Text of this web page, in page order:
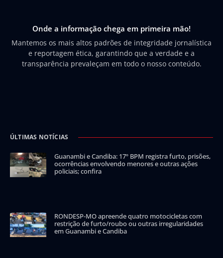
Onde a informação chega em primeira mão!
Mantemos os mais altos padrões de integridade jornalística
e reportagem ética, garantindo que a verdade e a
transparência prevaleçam em todo o nosso conteúdo.
ÚLTIMAS NOTÍCIAS
Guanambi e Candiba: 17º BPM registra furto, prisões,
ocorrências envolvendo menores e outras ações
policiais; confira
RONDESP-MO apreende quatro motocicletas com
restrição de furto/roubo ou outras irregularidades
em Guanambi e Candiba